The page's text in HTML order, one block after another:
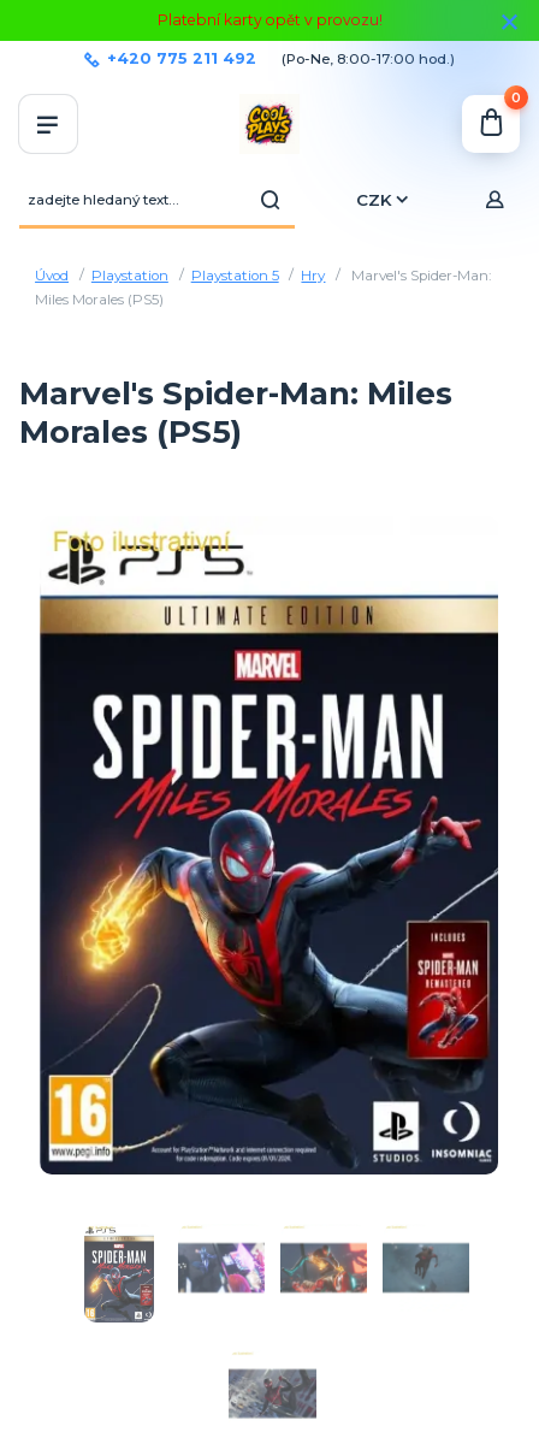
Platební karty opět v provozu!
CZK
+420 775 211 492 (Po-Ne, 8:00-17:00 hod.)
0
Úvod Playstation Playstation 5 Hry
Marvel's Spider-Man:
Miles Morales (PS5)
Marvel's Spider-Man: Miles
Morales (PS5)